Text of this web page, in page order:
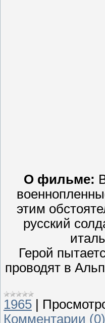
О фильме:
этим
русский
Герой
проводят в
1965
Комментарии (0)